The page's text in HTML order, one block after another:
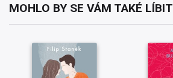
MOHLO BY SE VÁM TAKÉ LÍBIT